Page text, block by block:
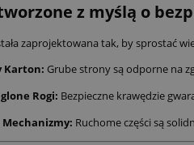
z myślą o
zaprojektowana tak, by sprostać
Karton: Grube strony są odporne na
Rogi: Bezpieczne krawędzie
Mechanizmy: Ruchome części są